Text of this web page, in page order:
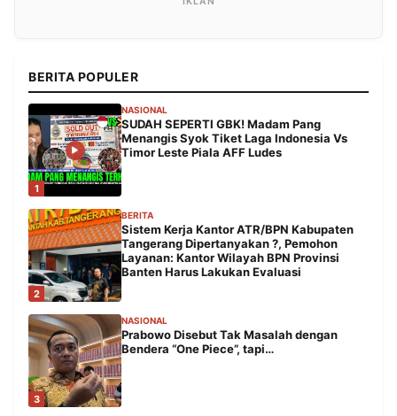
BERITA POPULER
1
NASIONAL
SUDAH SEPERTI GBK! Madam Pang
Menangis Syok Tiket Laga Indonesia Vs
Timor Leste Piala AFF Ludes
2
BERITA
Sistem Kerja Kantor ATR/BPN Kabupaten
Tangerang Dipertanyakan ?, Pemohon
Layanan: Kantor Wilayah BPN Provinsi
Banten Harus Lakukan Evaluasi
3
NASIONAL
Prabowo Disebut Tak Masalah dengan
Bendera “One Piece”, tapi…